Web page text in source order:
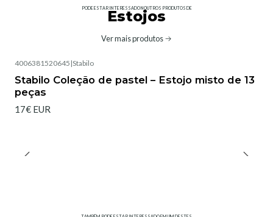
PODE ESTAR INTERESSADO NOUTROS PRODUTOS DE
Estojos
Ver mais produtos
4006381520645 |Stabilo
Stabilo Coleção de pastel – Estojo misto de 13
peças
17€ EUR